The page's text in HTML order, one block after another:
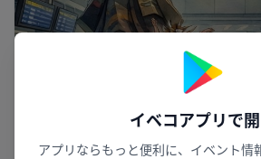
イベコアプリで開
アプリならもっと便利に、イベント情